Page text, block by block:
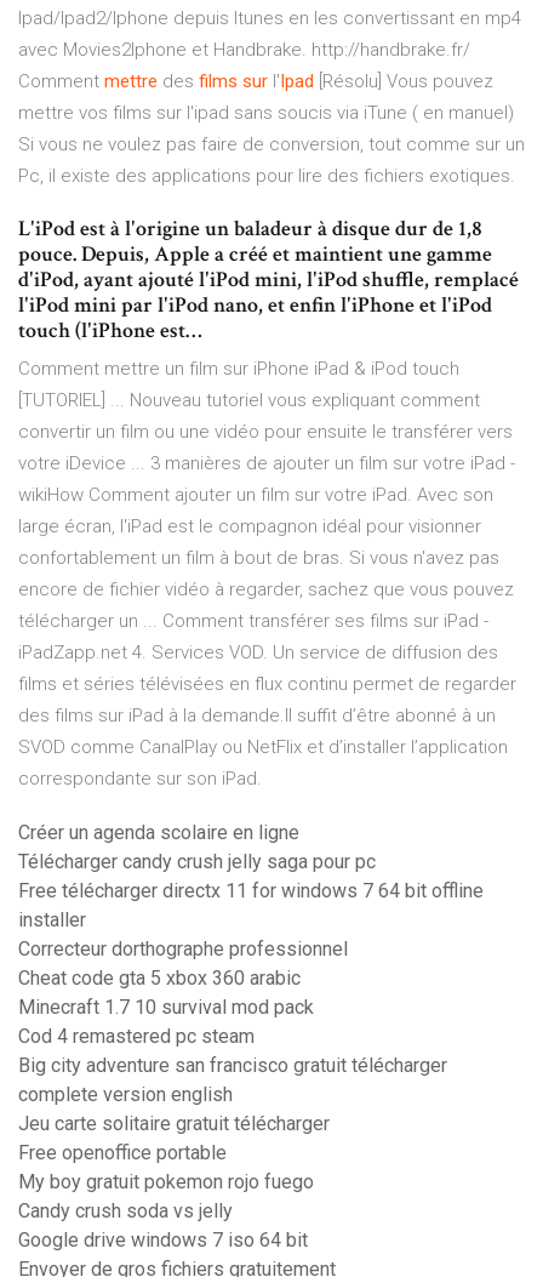
Ipad/Ipad2/Iphone depuis Itunes en les convertissant en mp4
avec Movies2Iphone et Handbrake. http://handbrake.fr/
Comment mettre des films sur l' Ipad
[Résolu] Vous pouvez
mettre vos films sur l'ipad sans soucis via iTune ( en manuel)
Si vous ne voulez pas faire de conversion, tout comme sur un
Pc, il existe des applications pour lire des fichiers exotiques.
L'iPod est à l'origine un baladeur à disque dur de 1,8
pouce. Depuis, Apple a créé et maintient une gamme
d'iPod, ayant ajouté l'iPod mini, l'iPod shuffle, remplacé
l'iPod mini par l'iPod nano, et enfin l'iPhone et l'iPod
touch (l'iPhone est…
Comment mettre un film sur iPhone iPad & iPod touch
[TUTORIEL] ... Nouveau tutoriel vous expliquant comment
convertir un film ou une vidéo pour ensuite le transférer vers
votre iDevice ... 3 manières de ajouter un film sur votre iPad -
wikiHow Comment ajouter un film sur votre iPad. Avec son
large écran, l'iPad est le compagnon idéal pour visionner
confortablement un film à bout de bras. Si vous n'avez pas
encore de fichier vidéo à regarder, sachez que vous pouvez
télécharger un ... Comment transférer ses films sur iPad -
iPadZapp.net 4. Services VOD. Un service de diffusion des
films et séries télévisées en flux continu permet de regarder
des films sur iPad à la demande.Il suffit d’être abonné à un
SVOD comme CanalPlay ou NetFlix et d’installer l’application
correspondante sur son iPad.
Créer un agenda scolaire en ligne
Télécharger candy crush jelly saga pour pc
Free télécharger directx 11 for windows 7 64 bit offline
installer
Correcteur dorthographe professionnel
Cheat code gta 5 xbox 360 arabic
Minecraft 1.7 10 survival mod pack
Cod 4 remastered pc steam
Big city adventure san francisco gratuit télécharger
complete version english
Jeu carte solitaire gratuit télécharger
Free openoffice portable
My boy gratuit pokemon rojo fuego
Candy crush soda vs jelly
Google drive windows 7 iso 64 bit
Envoyer de gros fichiers gratuitement